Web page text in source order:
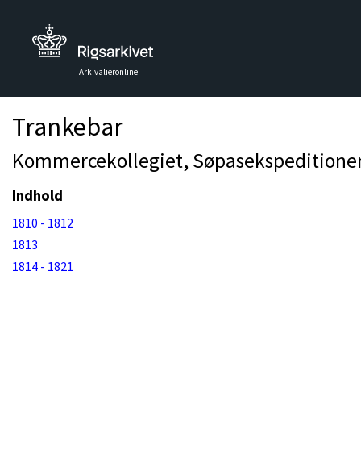
Arkivalieronline
Trankebar
Kommercekollegiet,
Indhold
1810 - 1812
1813
1814 - 1821